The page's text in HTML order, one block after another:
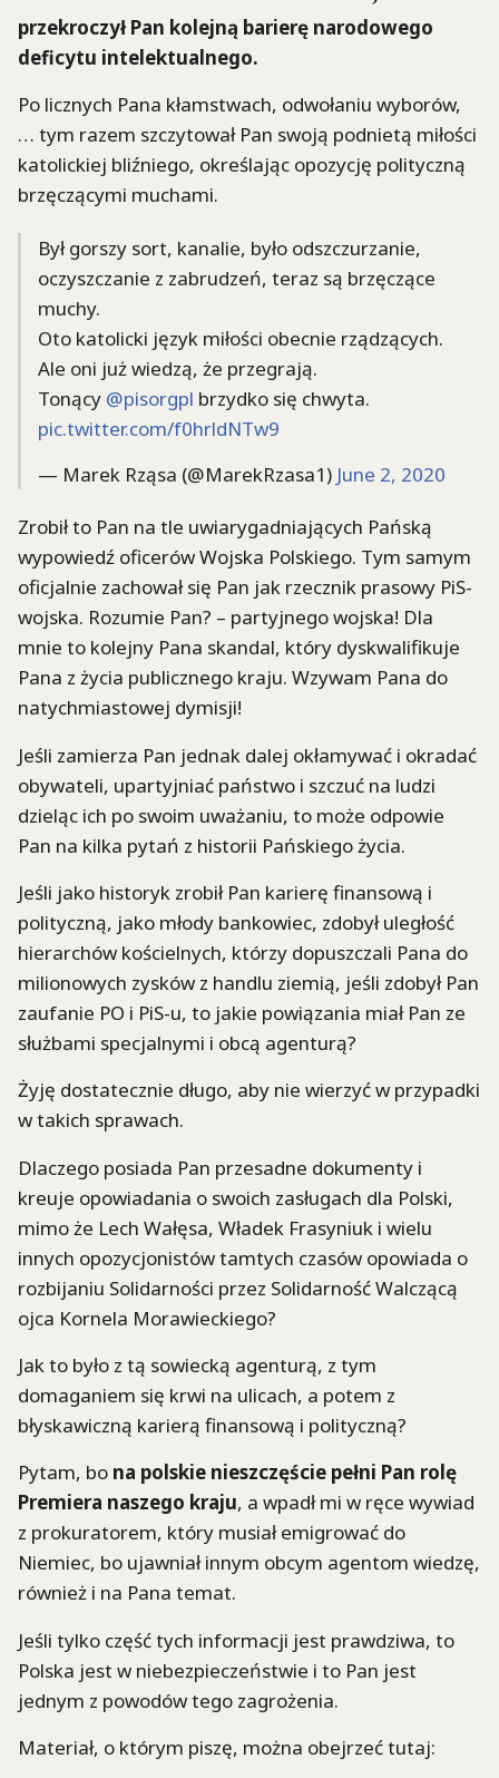
przekroczył Pan kolejną barierę narodowego
deficytu intelektualnego.
Po licznych Pana kłamstwach, odwołaniu wyborów,
… tym razem szczytował Pan swoją podnietą miłości
katolickiej bliźniego, określając opozycję polityczną
brzęczącymi muchami.
Był gorszy sort, kanalie, było odszczurzanie,
oczyszczanie z zabrudzeń, teraz są brzęczące
muchy.
Oto katolicki język miłości obecnie rządzących.
Ale oni już wiedzą, że przegrają.
Tonący @pisorgpl brzydko się chwyta.
pic.twitter.com/f0hrldNTw9
— Marek Rząsa (@MarekRzasa1) June 2, 2020
Zrobił to Pan na tle uwiarygadniających Pańską
wypowiedź oficerów Wojska Polskiego. Tym samym
oficjalnie zachował się Pan jak rzecznik prasowy PiS-
wojska. Rozumie Pan? – partyjnego wojska! Dla
mnie to kolejny Pana skandal, który dyskwalifikuje
Pana z życia publicznego kraju. Wzywam Pana do
natychmiastowej dymisji!
Jeśli zamierza Pan jednak dalej okłamywać i okradać
obywateli, upartyjniać państwo i szczuć na ludzi
dzieląc ich po swoim uważaniu, to może odpowie
Pan na kilka pytań z historii Pańskiego życia.
Jeśli jako historyk zrobił Pan karierę finansową i
polityczną, jako młody bankowiec, zdobył uległość
hierarchów kościelnych, którzy dopuszczali Pana do
milionowych zysków z handlu ziemią, jeśli zdobył Pan
zaufanie PO i PiS-u, to jakie powiązania miał Pan ze
służbami specjalnymi i obcą agenturą?
Żyję dostatecznie długo, aby nie wierzyć w przypadki
w takich sprawach.
Dlaczego posiada Pan przesadne dokumenty i
kreuje opowiadania o swoich zasługach dla Polski,
mimo że Lech Wałęsa, Władek Frasyniuk i wielu
innych opozycjonistów tamtych czasów opowiada o
rozbijaniu Solidarności przez Solidarność Walczącą
ojca Kornela Morawieckiego?
Jak to było z tą sowiecką agenturą, z tym
domaganiem się krwi na ulicach, a potem z
błyskawiczną karierą finansową i polityczną?
Pytam, bo na polskie nieszczęście pełni Pan rolę
Premiera naszego kraju, a wpadł mi w ręce wywiad
z prokuratorem, który musiał emigrować do
Niemiec, bo ujawniał innym obcym agentom wiedzę,
również i na Pana temat.
Jeśli tylko część tych informacji jest prawdziwa, to
Polska jest w niebezpieczeństwie i to Pan jest
jednym z powodów tego zagrożenia.
Materiał, o którym piszę, można obejrzeć tutaj: